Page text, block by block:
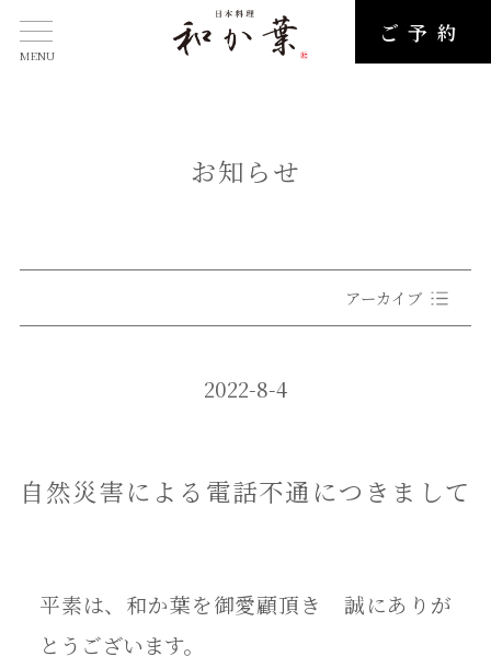
MENU
ご予約
お知らせ
アーカイブ
2022-8-4
自然災害による電話不通につきまして
平素は、和か葉を御愛顧頂き 誠にありが
とうございます。